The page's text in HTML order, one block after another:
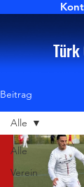
Türk
Beitrag
Alle
Verein
Alle